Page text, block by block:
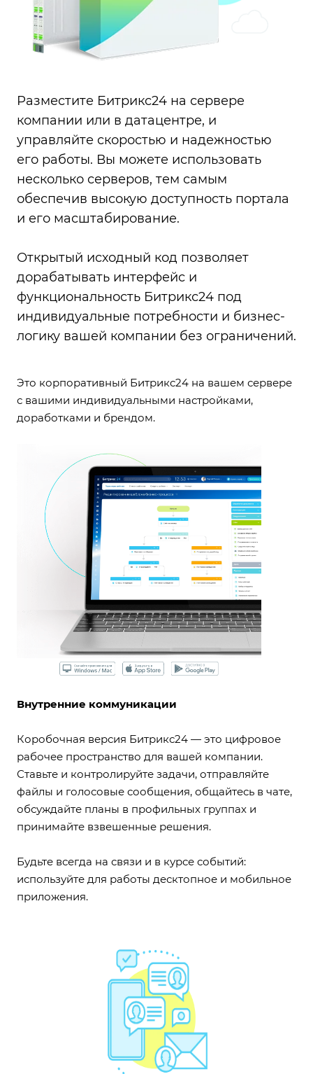
Разместите Битрикс24 на сервере
компании или в датацентре, и
управляйте скоростью и надежностью
его работы. Вы можете использовать
несколько серверов, тем самым
обеспечив высокую доступность портала
и его масштабирование.
Открытый исходный код позволяет
дорабатывать интерфейс и
функциональность Битрикс24 под
индивидуальные потребности и бизнес-
логику вашей компании без ограничений.
Это корпоративный Битрикс24 на вашем сервере
с вашими индивидуальными настройками,
доработками и брендом.
Внутренние коммуникации
Коробочная версия Битрикс24 — это цифровое
рабочее пространство для вашей компании.
Ставьте и контролируйте задачи, отправляйте
файлы и голосовые сообщения, общайтесь в чате,
обсуждайте планы в профильных группах и
принимайте взвешенные решения.
Будьте всегда на связи и в курсе событий:
используйте для работы десктопное и мобильное
приложения.